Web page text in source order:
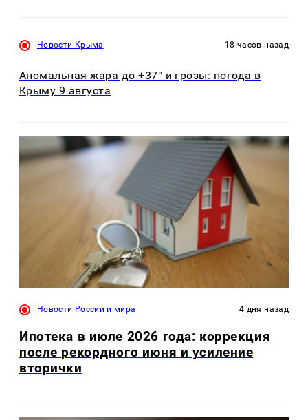
Новости Крыма 18 часов назад
Аномальная жара до +37° и грозы: погода в
Крыму 9 августа
Новости России и мира 4 дня назад
Ипотека в июле 2026 года: коррекция
после рекордного июня и усиление
вторички